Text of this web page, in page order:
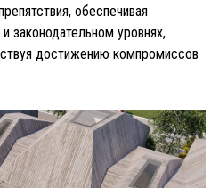
обеспечивая
законодательном уровнях,
достижению компромиссов